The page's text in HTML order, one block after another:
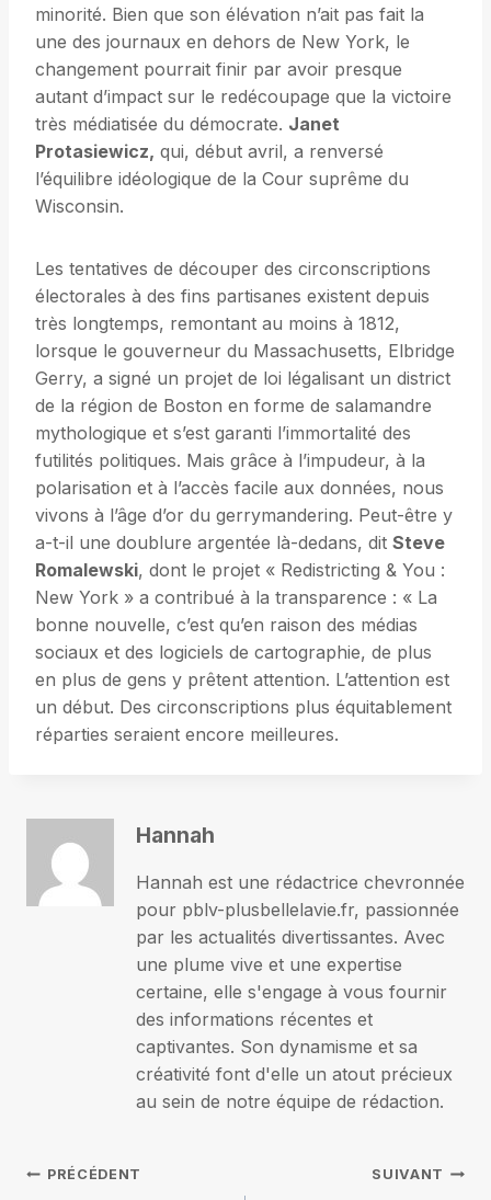
minorité. Bien que son élévation n’ait pas fait la
une des journaux en dehors de New York, le
changement pourrait finir par avoir presque
autant d’impact sur le redécoupage que la victoire
très médiatisée du démocrate. Janet
Protasiewicz, qui, début avril, a renversé
l’équilibre idéologique de la Cour suprême du
Wisconsin.
Les tentatives de découper des circonscriptions
électorales à des fins partisanes existent depuis
très longtemps, remontant au moins à 1812,
lorsque le gouverneur du Massachusetts, Elbridge
Gerry, a signé un projet de loi légalisant un district
de la région de Boston en forme de salamandre
mythologique et s’est garanti l’immortalité des
futilités politiques. Mais grâce à l’impudeur, à la
polarisation et à l’accès facile aux données, nous
vivons à l’âge d’or du gerrymandering. Peut-être y
a-t-il une doublure argentée là-dedans, dit Steve
Romalewski, dont le projet « Redistricting & You :
New York » a contribué à la transparence : « La
bonne nouvelle, c’est qu’en raison des médias
sociaux et des logiciels de cartographie, de plus
en plus de gens y prêtent attention. L’attention est
un début. Des circonscriptions plus équitablement
réparties seraient encore meilleures.
Hannah
Hannah est une rédactrice chevronnée
pour pblv-plusbellelavie.fr, passionnée
par les actualités divertissantes. Avec
une plume vive et une expertise
certaine, elle s'engage à vous fournir
des informations récentes et
captivantes. Son dynamisme et sa
créativité font d'elle un atout précieux
au sein de notre équipe de rédaction.
Navigation
PRÉCÉDENT SUIVANT